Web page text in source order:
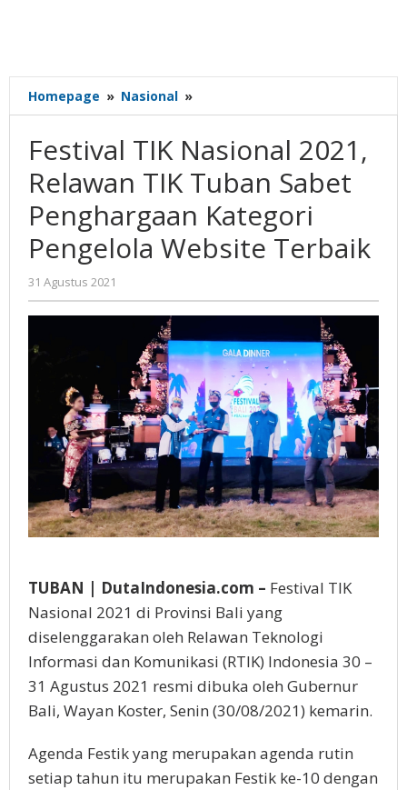
Homepage » Nasional »
TIK
2021,
Relawan
TIK
Tuban
Sabet
Penghargaan
Website
Festival TIK Nasional 2021,
Relawan TIK Tuban Sabet
Penghargaan Kategori
Pengelola Website Terbaik
31 Agustus 2021
Gatot
Susanto
TUBAN | DutaIndonesia.com – Festival TIK
Nasional 2021 di Provinsi Bali yang
diselenggarakan oleh Relawan Teknologi
Informasi dan Komunikasi (RTIK) Indonesia 30 –
31 Agustus 2021 resmi dibuka oleh Gubernur
Bali, Wayan Koster, Senin (30/08/2021) kemarin.
Agenda Festik yang merupakan agenda rutin
setiap tahun itu merupakan Festik ke-10 dengan